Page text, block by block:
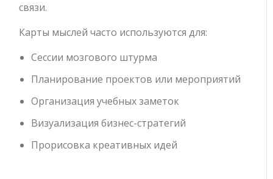
связи.
Карты мыслей часто используются для:
Сессии мозгового штурма
Планирование проектов или мероприятий
Организация учебных заметок
Визуализация бизнес-стратегий
Прорисовка креативных идей